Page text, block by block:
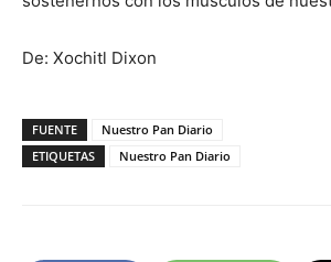
De: Xochitl Dixon
FUENTE
Nuestro Pan Diario
ETIQUETAS
Nuestro Pan Diario